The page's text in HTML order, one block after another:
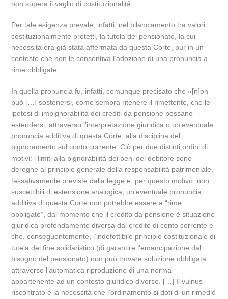
non supera il vaglio di costituzionalità.
Per tale esigenza prevale, infatti, nel bilanciamento tra valori
costituzionalmente protetti, la tutela del pensionato, la cui
necessità era già stata affermata da questa Corte, pur in un
contesto che non le consentiva l’adozione di una pronuncia a
rime obbligate.
In quella pronuncia fu, infatti, comunque precisato che «[n]on
può […] sostenersi, come sembra ritenere il rimettente, che le
ipotesi di impignorabilità dei crediti da pensione possano
estendersi, attraverso l’interpretazione giuridica o un’eventuale
pronuncia additiva di questa Corte, alla disciplina del
pignoramento sul conto corrente. Ciò per due distinti ordini di
motivi: i limiti alla pignorabilità dei beni del debitore sono
deroghe al principio generale della responsabilità patrimoniale,
tassativamente previste dalla legge e, per questo motivo, non
suscettibili di estensione analogica; un’eventuale pronuncia
additiva di questa Corte non potrebbe essere a “rime
obbligate”, dal momento che il credito da pensione è situazione
giuridica profondamente diversa dal credito di conto corrente e
che, conseguentemente, l’indefettibile principio costituzionale di
tutela del fine solidaristico (di garantire l’emancipazione dal
bisogno del pensionato) non può trovare soluzione obbligata
attraverso l’automatica riproduzione di una norma
appartenente ad un contesto giuridico diverso. […] Il vulnus
riscontrato e la necessità che l’ordinamento si doti di un rimedio